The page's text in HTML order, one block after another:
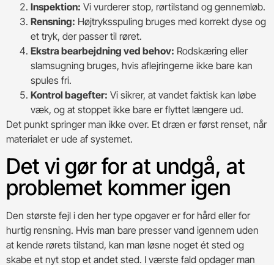
Inspektion: Vi vurderer stop, rørtilstand og gennemløb.
Rensning: Højtryksspuling bruges med korrekt dyse og
et tryk, der passer til røret.
Ekstra bearbejdning ved behov: Rodskæring eller
slamsugning bruges, hvis aflejringerne ikke bare kan
spules fri.
Kontrol bagefter: Vi sikrer, at vandet faktisk kan løbe
væk, og at stoppet ikke bare er flyttet længere ud.
Det punkt springer man ikke over. Et dræn er først renset, når
materialet er ude af systemet.
Det vi gør for at undgå, at
problemet kommer igen
Den største fejl i den her type opgaver er for hård eller for
hurtig rensning. Hvis man bare presser vand igennem uden
at kende rørets tilstand, kan man løsne noget ét sted og
skabe et nyt stop et andet sted. I værste fald opdager man